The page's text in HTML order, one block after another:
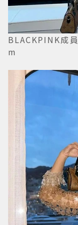
BLACKPINK成
m